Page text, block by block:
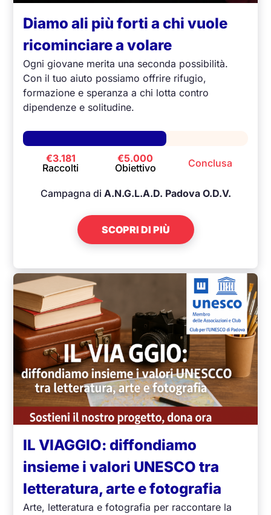
Diamo ali più forti a chi vuole
ricominciare a volare
Ogni giovane merita una seconda possibilità.
Con il tuo aiuto possiamo offrire rifugio,
formazione e speranza a chi lotta contro
dipendenze e solitudine.
€3.181
Raccolti
€5.000
Obiettivo
Conclusa
Campagna di A.N.G.L.A.D. Padova O.D.V.
SCOPRI DI PIÙ
IL VIAGGIO: diffondiamo
insieme i valori UNESCO tra
letteratura, arte e fotografia
Arte, letteratura e fotografia per raccontare la